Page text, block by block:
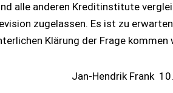
alle anderen Kreditinstitute
zugelassen. Es ist zu
Klärung der Frage kommen
Jan-Hendrik Frank